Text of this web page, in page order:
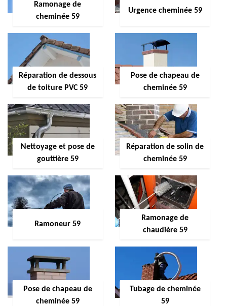
Ramonage de
cheminée 59
Urgence cheminée 59
Réparation de dessous
de toiture PVC 59
Pose de chapeau de
cheminée 59
Nettoyage et pose de
gouttière 59
Réparation de solin de
cheminée 59
Ramoneur 59
Ramonage de
chaudière 59
Pose de chapeau de
cheminée 59
Tubage de cheminée
59